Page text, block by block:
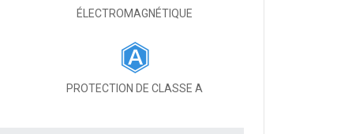
ÉLECTROMAGNÉTIQUE
PROTECTION DE CLASSE A